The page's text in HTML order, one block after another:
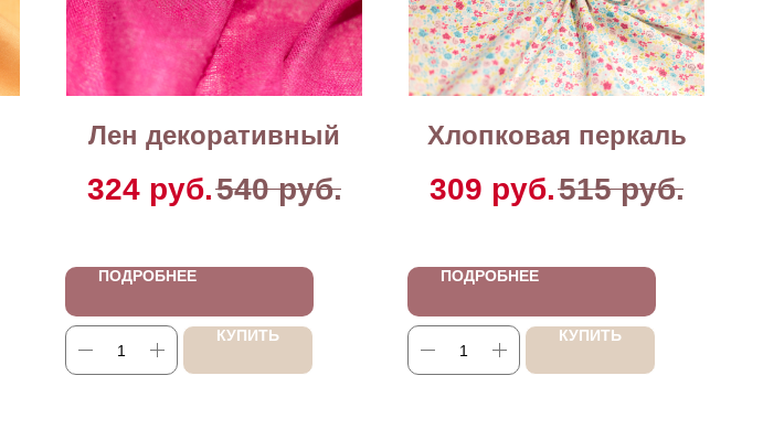
Лен декоративный
324 руб.540 руб.
ПОДРОБНЕЕ
КУПИТЬ
Хлопковая перкаль
309 руб.515 руб.
ПОДРОБНЕЕ
КУПИТЬ